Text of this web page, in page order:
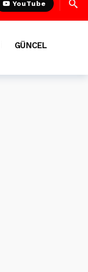
YouTube
GÜNCEL